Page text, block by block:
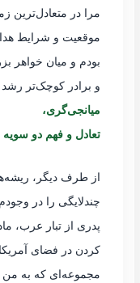
مرا در متعادل‌ترین
موقعیت و شرایط
بودم و میان خواهر
و برادر کوچک‌تر
میانجی‌گری،
تعادل و فهم دو سویه
از طرف دیگر،
چندلایگی را در
پدری از تبار عرب،
کردن در فضای
مجموعه‌ای که به من